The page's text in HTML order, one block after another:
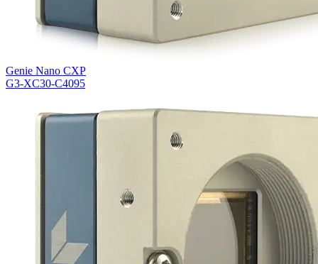
Genie Nano CXP
G3-XC30-C4095